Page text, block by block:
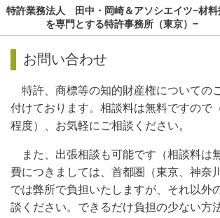
特許業務法人 田中・岡崎＆アソシエイツ−材料
を専門とする特許事務所（東京）−
お問い合わせ
特許、商標等の知的財産権についての
付けております。相談料は無料ですので
程度）、お気軽にご相談ください。
また、出張相談も可能です（相談料は
費につきましては、首都圏（東京、神奈
では弊所で負担いたしますが、それ以外
談ください。できるだけ負担の少ない方